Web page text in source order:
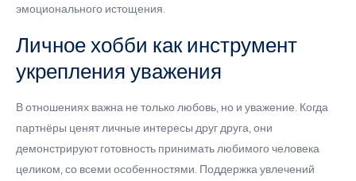
эмоционального истощения.
Личное хобби как инструмент
укрепления уважения
В отношениях важна не только любовь, но и уважение. Когда
партнёры ценят личные интересы друг друга, они
демонстрируют готовность принимать любимого человека
целиком, со всеми особенностями. Поддержка увлечений